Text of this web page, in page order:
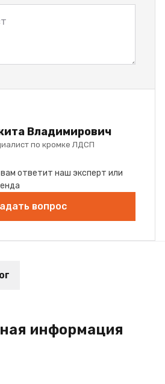
Владимирович
по кромке ЛДСП
ответит наш эксперт или
вопрос
информация